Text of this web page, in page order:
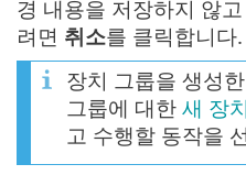
경 내용을 저장하지 않고
려면 취소를 클릭합니다.
장치 그룹을 생성
그룹에 대한 새 장
고 수행할 동작을